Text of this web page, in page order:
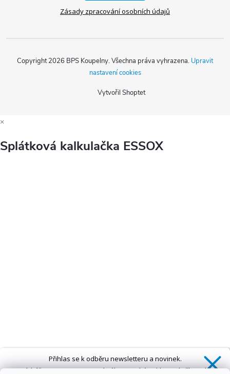
Zásady zpracování osobních údajů
Vytvořil Shoptet
Copyright 2026 BPS Koupelny. Všechna práva vyhrazena. Upravit
nastavení cookies
×
Splátková kalkulačka ESSOX
Přihlas se k odběru newsletteru a novinek.
ZískášSLEVU 5 %na první nákup a také exkluzivní přístup k